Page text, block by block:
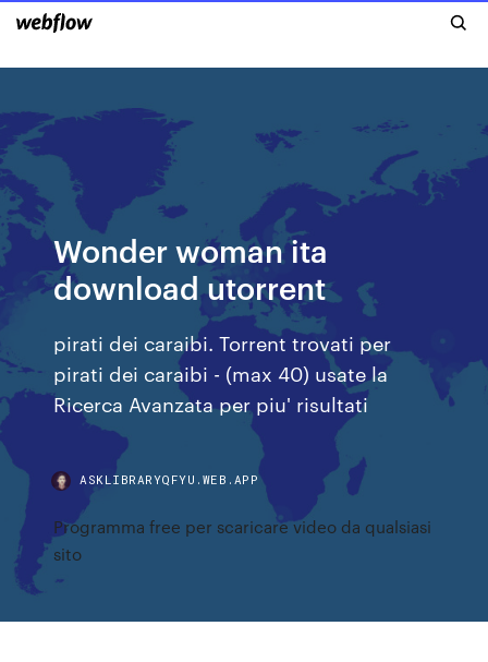
Wonder woman ita
download utorrent
pirati dei caraibi. Torrent trovati per
pirati dei caraibi - (max 40) usate la
Ricerca Avanzata per piu' risultati
ASKLIBRARYQFYU.WEB.APP
Programma free per scaricare video da qualsiasi
sito